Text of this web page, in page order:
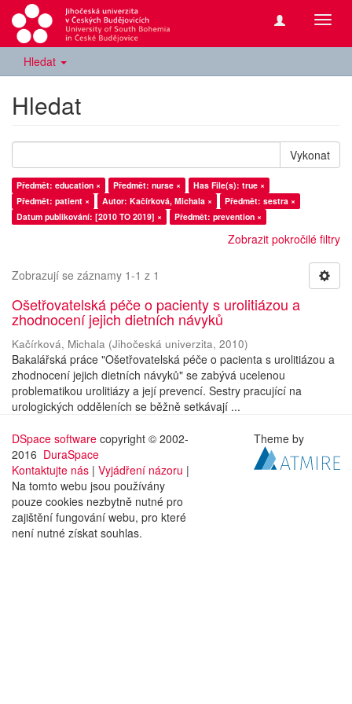
Hledat
Hledat
Vykonat
Předmět: education × Předmět: nurse ×
Has File(s): true ×
Předmět: patient ×
Autor: Kačírková, Michala ×
Předmět: sestra ×
Datum publikování: [2010 TO 2019] ×
Předmět: prevention ×
Zobrazit pokročilé filtry
Zobrazují se záznamy 1-1 z 1
Ošetřovatelská péče o pacienty s urolitiázou a
zhodnocení jejich dietních návyků
Kačírková, Michala (Jihočeská univerzita, 2010)
Bakalářská práce "Ošetřovatelská péče o pacienta s urolitiázou a
zhodnocení jejich dietních návyků" se zabývá ucelenou
problematikou urolitiázy a její prevencí. Sestry pracující na
urologických odděleních se běžně setkávají ...
DSpace software copyright © 2002-
2016 DuraSpace
Kontaktujte nás | Vyjádření názoru |
Na tomto webu jsou používány
pouze cookies nezbytně nutné pro
zajištění fungování webu, pro které
není nutné získat souhlas.
Theme by